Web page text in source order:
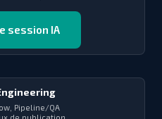
session IA
Pipeline/QA
de publication